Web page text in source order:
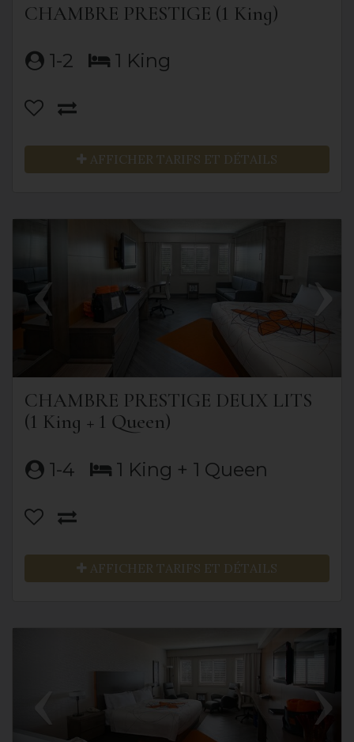
CHAMBRE PRESTIGE (1 King)
1-2 1 King
AFFICHER TARIFS ET DÉTAILS
CHAMBRE PRESTIGE DEUX LITS
(1 King + 1 Queen)
1-4 1 King + 1 Queen
AFFICHER TARIFS ET DÉTAILS